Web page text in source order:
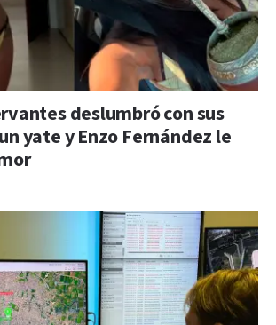
deslumbró con sus
yate y Enzo Fernández le